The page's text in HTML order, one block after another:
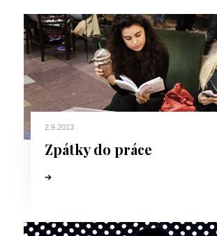
2.9.2013
Zpátky do práce